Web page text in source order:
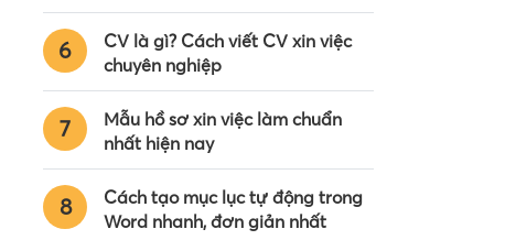
6
CV là gì? Cách viết CV xin việc
chuyên nghiệp
7
Mẫu hồ sơ xin việc làm chuẩn
nhất hiện nay
8
Cách tạo mục lục tự động trong
Word nhanh, đơn giản nhất